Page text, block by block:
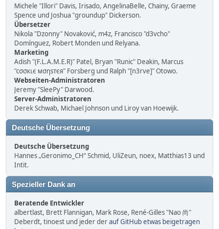
Michele "Illori" Davis, Irisado, AngelinaBelle, Chainy, Graeme
Spence und Joshua "groundup" Dickerson.
Übersetzer
Nikola "Dzonny" Novaković, m4z, Francisco "d3vcho"
Domínguez, Robert Monden und Relyana.
Marketing
Adish "(F.L.A.M.E.R)" Patel, Bryan "Runic" Deakin, Marcus
"cσσкιє мσηѕтєя" Forsberg und Ralph "[n3rve]" Otowo.
Webseiten-Administratoren
Jeremy "SleePy" Darwood.
Server-Administratoren
Derek Schwab, Michael Johnson und Liroy van Hoewijk.
Deutsche Übersetzung
Deutsche Übersetzung
Hannes „Geronimo_CH“ Schmid, UliZeun, noex, Matthias13 und
Intit.
Spezieller Dank an
Beratende Entwickler
albertlast, Brett Flannigan, Mark Rose, René-Gilles "Nao 尚"
Deberdt, tinoest und jeder derauf GitHub etwas beigetragen